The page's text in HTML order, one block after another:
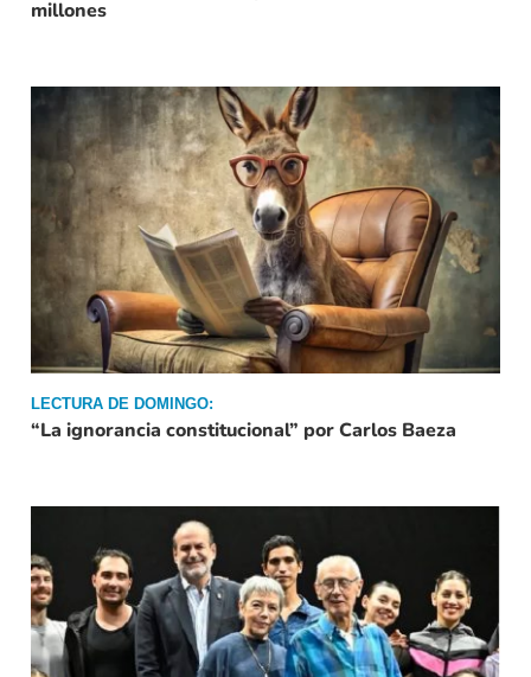
millones
LECTURA DE DOMINGO:
“La ignorancia constitucional” por Carlos Baeza